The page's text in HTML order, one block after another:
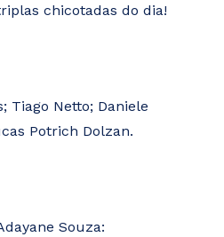
chicotadas do dia!
Tiago Netto; Daniele
Potrich Dolzan.
Souza: